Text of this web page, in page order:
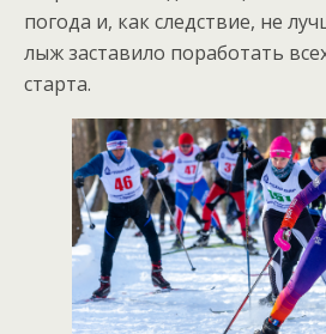
погода и, как следствие, не
лыж заставило поработать
старта.